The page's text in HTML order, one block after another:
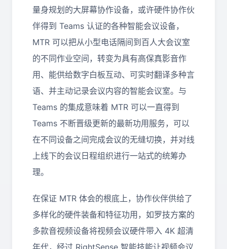
量身规划的大屏幕协作设备，或许硬件协作伙
伴得到 Teams 认证的各种智能会议设备，
MTR 可以把从小型电话隔间到百人大会议室
的不同作业空间，转变为具有高保真影音作
用、能供给数字白板互动、可实时翻译多种言
语、并主动记录会议内容的智能会议室。与
Teams 的集成意味着 MTR 可以一直得到
Teams 不断晋级更新的最新功用服务，可以
在不同设备之间完成会议的无缝切换，并对线
上线下的会议日程组织进行一站式的统筹办
理。
在保证 MTR 体会的根底上，协作伙伴供给了
多样化的硬件装备和特征功用，如罗技方案的
多款音视频设备将视频会议硬件带入 4K 超清
年代，经过 RightSense 智能技能让视频会议